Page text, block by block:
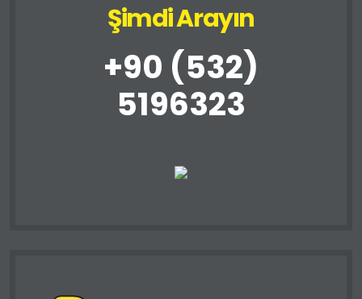
Şimdi Arayın
+90 (532)
5196323